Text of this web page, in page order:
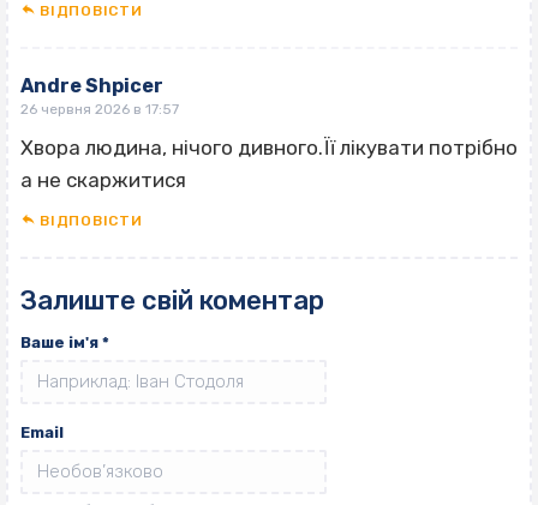
ВІДПОВІCТИ
Andre Shpicer
26 червня 2026 в 17:57
Хвора людина, нічого дивного.Її лікувати потрібно
а не скаржитися
ВІДПОВІCТИ
Залиште свій коментар
Ваше ім'я *
Email